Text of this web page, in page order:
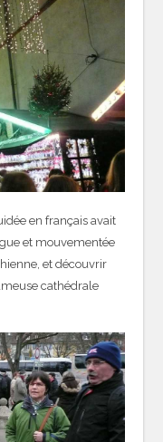
en français avait
et mouvementée
et découvrir
cathédrale